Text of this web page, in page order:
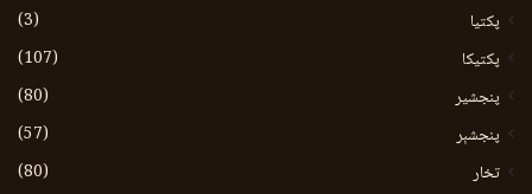
پکتيا
(3)
پکتیکا
(107)
پنجشیر
(80)
پنجشېر
(57)
تخار
(80)